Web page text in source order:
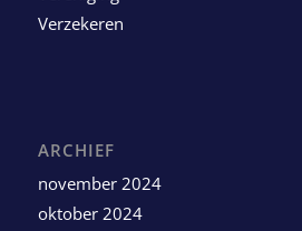
Verzekeren
ARCHIEF
november 2024
oktober 2024